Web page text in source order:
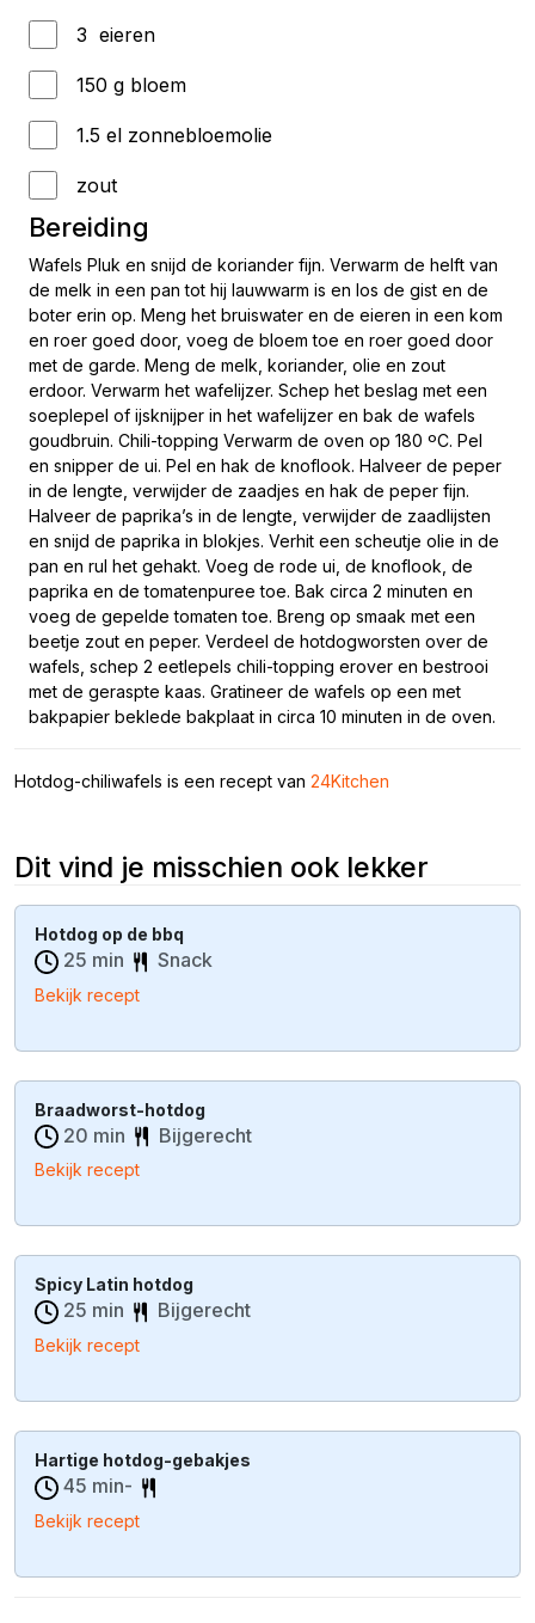
3 eieren
150 g bloem
1.5 el zonnebloemolie
zout
Bereiding
Wafels Pluk en snijd de koriander fijn. Verwarm de helft van
de melk in een pan tot hij lauwwarm is en los de gist en de
boter erin op. Meng het bruiswater en de eieren in een kom
en roer goed door, voeg de bloem toe en roer goed door
met de garde. Meng de melk, koriander, olie en zout
erdoor. Verwarm het wafelijzer. Schep het beslag met een
soeplepel of ijsknijper in het wafelijzer en bak de wafels
goudbruin. Chili-topping Verwarm de oven op 180 ºC. Pel
en snipper de ui. Pel en hak de knoflook. Halveer de peper
in de lengte, verwijder de zaadjes en hak de peper fijn.
Halveer de paprika’s in de lengte, verwijder de zaadlijsten
en snijd de paprika in blokjes. Verhit een scheutje olie in de
pan en rul het gehakt. Voeg de rode ui, de knoflook, de
paprika en de tomatenpuree toe. Bak circa 2 minuten en
voeg de gepelde tomaten toe. Breng op smaak met een
beetje zout en peper. Verdeel de hotdogworsten over de
wafels, schep 2 eetlepels chili-topping erover en bestrooi
met de geraspte kaas. Gratineer de wafels op een met
bakpapier beklede bakplaat in circa 10 minuten in de oven.
Hotdog-chiliwafels is een recept van 24Kitchen
Dit vind je misschien ook lekker
Hotdog op de bbq
25 min Snack
Bekijk recept
Braadworst-hotdog
20 min Bijgerecht
Bekijk recept
Spicy Latin hotdog
25 min Bijgerecht
Bekijk recept
Hartige hotdog-gebakjes
45 min-
Bekijk recept